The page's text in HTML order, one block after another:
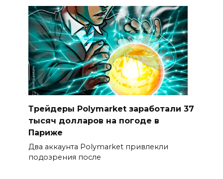
Трейдеры Polymarket заработали 37
тысяч долларов на погоде в
Париже
Два аккаунта Polymarket привлекли
подозрения после